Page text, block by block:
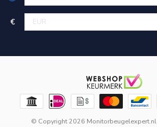
€
© Copyright 2026 Monitorbeugelexpert.nl